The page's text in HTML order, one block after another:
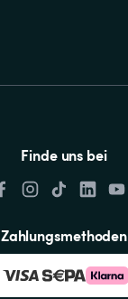
Finde uns bei
Zahlungsmethoden